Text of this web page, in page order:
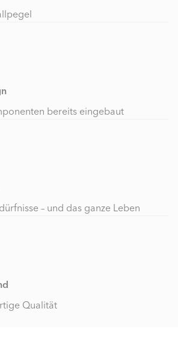
bereits eingebaut
– und das ganze Leben
Qualität